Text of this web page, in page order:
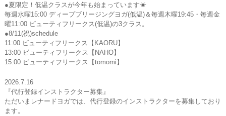
●夏限定！低温クラスが今年も始まっています☀
毎週水曜15:00 ディープブリージングヨガ(低温)＆毎週木曜19:45・毎週金
曜11:00 ビューティフリークス(低温)の3クラス。
●8/11(祝)schedule
11:00 ビューティフリークス【KAORU】
13:00 ビューティフリークス【NAHO】
15:00 ビューティフリークス【tomomi】
2026.7.16
『代行登録インストラクター募集』
ただいまレナードヨガでは、代行登録のインストラクターを募集しており
ます。